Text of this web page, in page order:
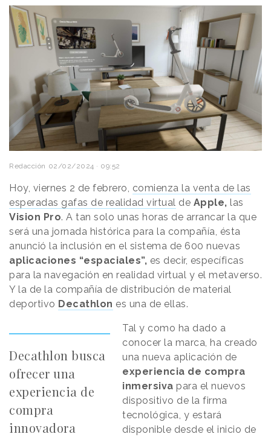
Redacción 02/02/2024 · 09:52
Hoy, viernes 2 de febrero, comienza la venta de las
esperadas gafas de realidad virtual de Apple, las
Vision Pro. A tan solo unas horas de arrancar la que
será una jornada histórica para la compañía, ésta
anunció la inclusión en el sistema de 600 nuevas
aplicaciones “espaciales”, es decir, específicas
para la navegación en realidad virtual y el metaverso.
Y la de la compañía de distribución de material
deportivo Decathlon es una de ellas.
Decathlon busca
ofrecer una
experiencia de
compra
innovadora
Tal y como ha dado a
conocer la marca, ha creado
una nueva aplicación de
experiencia de compra
inmersiva para el nuevos
dispositivo de la firma
tecnológica, y estará
disponible desde el inicio de